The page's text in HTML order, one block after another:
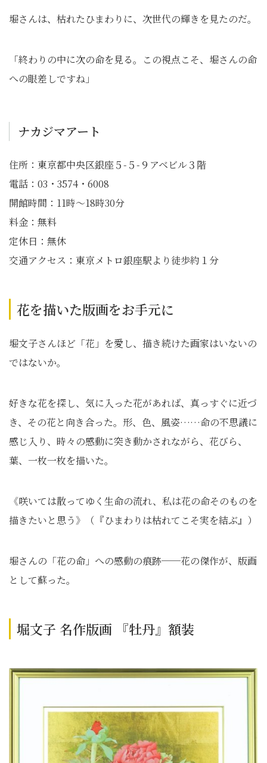
堀さんは、枯れたひまわりに、次世代の輝きを見たのだ。
「終わりの中に次の命を見る。この視点こそ、堀さんの命
への眼差しですね」
ナカジマアート
住所：東京都中央区銀座５-５-９アベビル３階
電話：03・3574・6008
開館時間：11時〜18時30分
料金：無料
定休日：無休
交通アクセス：東京メトロ銀座駅より徒歩約１分
花を描いた版画をお手元に
堀文子さんほど「花」を愛し、描き続けた画家はいないの
ではないか。
好きな花を探し、気に入った花があれば、真っすぐに近づ
き、その花と向き合った。形、色、風姿……命の不思議に
感じ入り、時々の感動に突き動かされながら、花びら、
葉、一枚一枚を描いた。
《咲いては散ってゆく生命の流れ、私は花の命そのものを
描きたいと思う》（『ひまわりは枯れてこそ実を結ぶ』）
堀さんの「花の命」への感動の痕跡──花の傑作が、版画
として蘇った。
堀文子 名作版画 『牡丹』額装